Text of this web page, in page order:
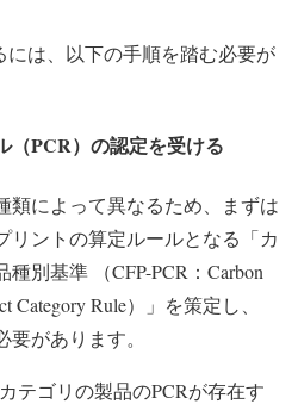
には、以下の手順を踏む必要が
（PCR）の認定を受ける
類によって異なるため、まずは
リントの算定ルールとなる「カ
別基準 （CFP-PCR：Carbon
Category Rule）」を策定し、
があります。
テゴリの製品のPCRが存在す